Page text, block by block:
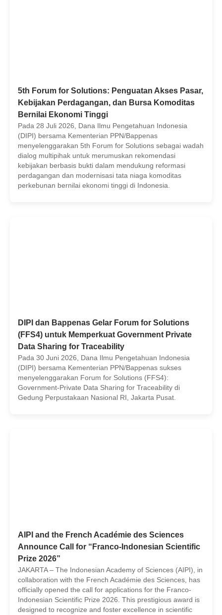
5th Forum for Solutions: Penguatan Akses Pasar,
Kebijakan Perdagangan, dan Bursa Komoditas
Bernilai Ekonomi Tinggi
Pada 28 Juli 2026, Dana Ilmu Pengetahuan Indonesia
(DIPI) bersama Kementerian PPN/Bappenas
menyelenggarakan 5th Forum for Solutions sebagai wadah
dialog multipihak untuk merumuskan rekomendasi
kebijakan berbasis bukti dalam mendukung reformasi
perdagangan dan modernisasi tata niaga komoditas
perkebunan bernilai ekonomi tinggi di Indonesia.
DIPI dan Bappenas Gelar Forum for Solutions
(FFS4) untuk Memperkuat Government Private
Data Sharing for Traceability
Pada 30 Juni 2026, Dana Ilmu Pengetahuan Indonesia
(DIPI) bersama Kementerian PPN/Bappenas sukses
menyelenggarakan Forum for Solutions (FFS4):
Government-Private Data Sharing for Traceability di
Gedung Perpustakaan Nasional RI, Jakarta Pusat.
AIPI and the French Académie des Sciences
Announce Call for “Franco-Indonesian Scientific
Prize 2026”
JAKARTA – The Indonesian Academy of Sciences (AIPI), in
collaboration with the French Académie des Sciences, has
officially opened the call for applications for the Franco-
Indonesian Scientific Prize 2026. This prestigious award is
designed to recognize and foster excellence in scientific